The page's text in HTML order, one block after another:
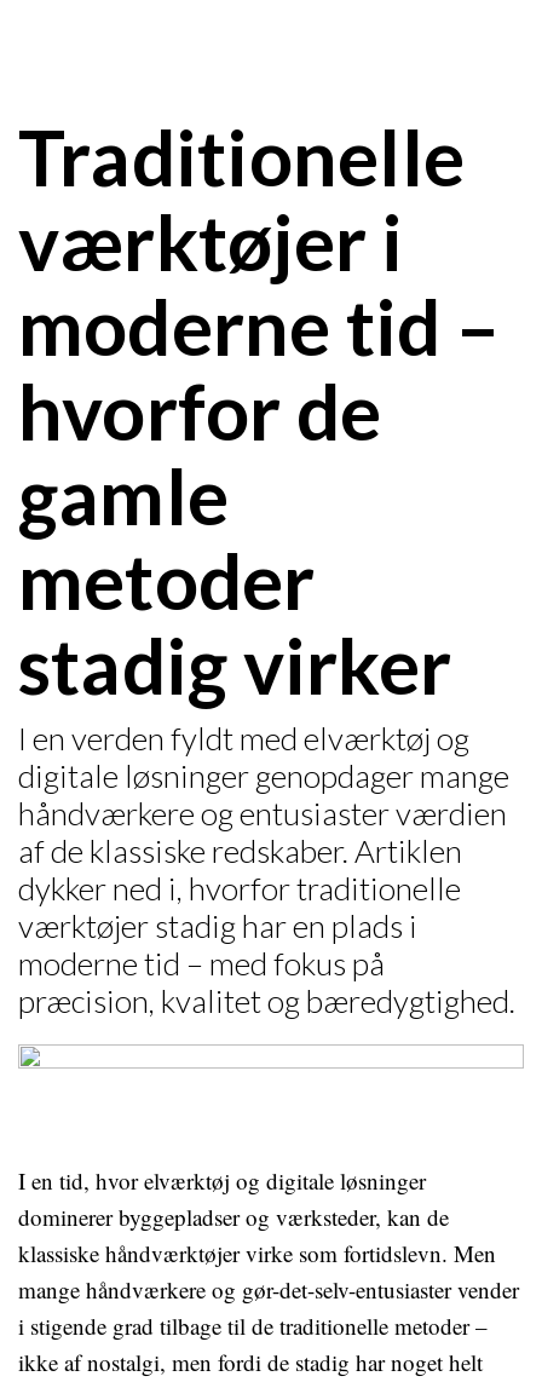
Traditionelle
værktøjer i
moderne tid –
hvorfor de
gamle
metoder
stadig virker
I en verden fyldt med elværktøj og
digitale løsninger genopdager mange
håndværkere og entusiaster værdien
af de klassiske redskaber. Artiklen
dykker ned i, hvorfor traditionelle
værktøjer stadig har en plads i
moderne tid – med fokus på
præcision, kvalitet og bæredygtighed.
I en tid, hvor elværktøj og digitale løsninger
dominerer byggepladser og værksteder, kan de
klassiske håndværktøjer virke som fortidslevn. Men
mange håndværkere og gør-det-selv-entusiaster vender
i stigende grad tilbage til de traditionelle metoder –
ikke af nostalgi, men fordi de stadig har noget helt